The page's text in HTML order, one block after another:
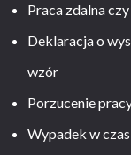
Praca zdalna
Deklaracja o
wzór
Porzucenie
Wypadek w